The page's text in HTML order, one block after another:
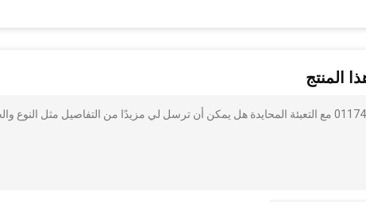
المنتج
أنا مهتم بذلك قطع غيار فلتر زيت محرك الديزل الأصلية 01174421 مع التعبئة المحايدة هل يمكن أن ترسل لي مزيدًا من التفاصيل مثل